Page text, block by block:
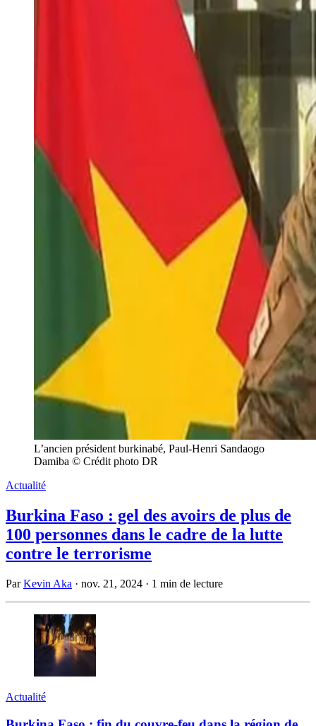
L’ancien président burkinabé, Paul-Henri Sandaogo
Damiba © Crédit photo DR
Actualité
Burkina Faso : gel des avoirs de plus de
100 personnes dans le cadre de la lutte
contre le terrorisme
ParKevin Aka · nov. 21, 2024 · 1 min de lecture
Actualité